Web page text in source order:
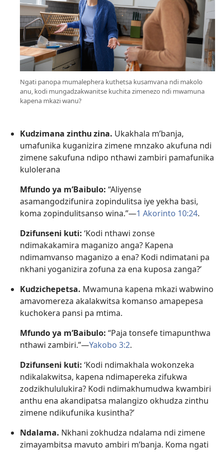
Ngati panopa mumalephera kuthetsa kusamvana ndi makolo
anu, kodi mungadzakwanitse kuchita zimenezo ndi mwamuna
kapena mkazi wanu?
Kudzimana zinthu zina. Ukakhala m’banja,
umafunika kuganizira zimene mnzako akufuna ndi
zimene sakufuna ndipo nthawi zambiri pamafunika
kulolerana
Mfundo ya m’Baibulo: “Aliyense
asamangodzifunira zopindulitsa iye yekha basi,
koma zopindulitsanso wina.”​—1 Akorinto 10:24.
Dzifunseni kuti: ‘Kodi nthawi zonse
ndimakakamira maganizo anga? Kapena
ndimamvanso maganizo a ena? Kodi ndimatani pa
nkhani yoganizira zofuna za ena kuposa zanga?’
Kudzichepetsa. Mwamuna kapena mkazi wabwino
amavomereza akalakwitsa komanso amapepesa
kuchokera pansi pa mtima.
Mfundo ya m’Baibulo: “Paja tonsefe timapunthwa
nthawi zambiri.”​—Yakobo 3:2.
Dzifunseni kuti: ‘Kodi ndimakhala wokonzeka
ndikalakwitsa, kapena ndimapereka zifukwa
zodzikhululukira? Kodi ndimakhumudwa kwambiri
anthu ena akandipatsa malangizo okhudza zinthu
zimene ndikufunika kusintha?’
Ndalama. Nkhani zokhudza ndalama ndi zimene
zimayambitsa mavuto ambiri m’banja. Koma ngati